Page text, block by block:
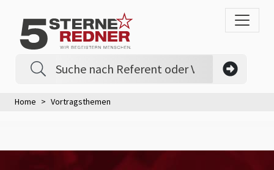
Home Vortragsthemen